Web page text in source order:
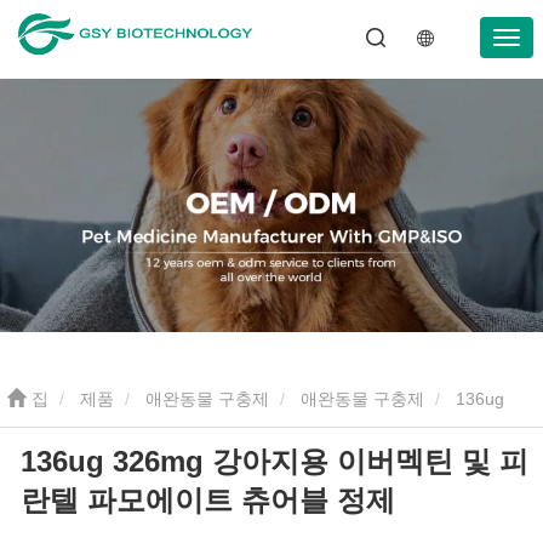
집 제품 애완동물 구충제 애완동물 구충제
326mg 강아지용 이버멕틴 및 피란텔 파모에이트 츄어블 정제
136ug 326mg 강아지용 이버멕틴 및 피
란텔 파모에이트 츄어블 정제